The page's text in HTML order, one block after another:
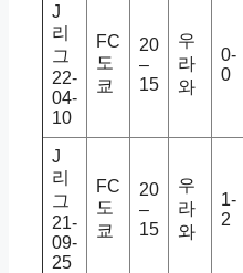
J
리
그
22-
04-
10
FC
도
쿄
20
–
15
우
라
와
0-
0
J
리
그
21-
09-
25
FC
도
쿄
20
–
15
우
라
와
1-
2